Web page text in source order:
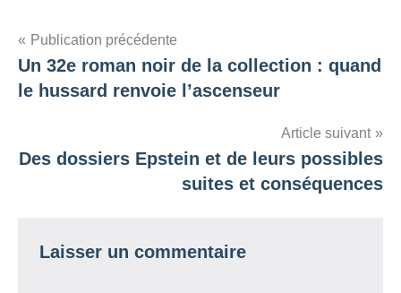
Navigation
de
Publication précédente
Un 32e roman noir de la collection : quand
le hussard renvoie l’ascenseur
Article suivant
Des dossiers Epstein et de leurs possibles
suites et conséquences
Laisser un commentaire